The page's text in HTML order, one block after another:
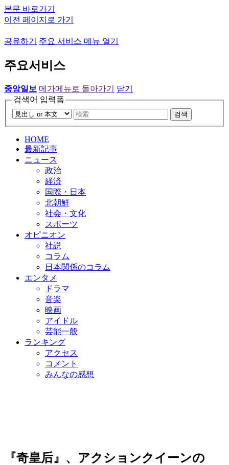
본문 바로가기
이전 페이지로 가기
공유하기 주요 서비스 메뉴 열기
주요서비스
중앙일보 메가메뉴로 돌아가기
닫기
검색어 입력폼
검색
HOME
最新記事
ニュース
政治
経済
国際・日本
北朝鮮
社会・文化
スポーツ
オピニオン
社説
コラム
日本関係のコラム
エンタメ
ドラマ
音楽
映画
アイドル
芸能一般
ランキング
アクセス
コメント
みんなの感想
『奇皇后』、アクションクイーンの